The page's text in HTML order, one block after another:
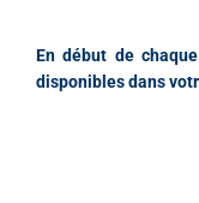
En début de
disponibles dans